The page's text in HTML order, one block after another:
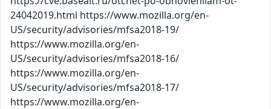
24042019.html https://www.mozilla.org/en-
US/security/advisories/mfsa2018-19/
https://www.mozilla.org/en-
US/security/advisories/mfsa2018-16/
https://www.mozilla.org/en-
US/security/advisories/mfsa2018-17/
https://www.mozilla.org/en-